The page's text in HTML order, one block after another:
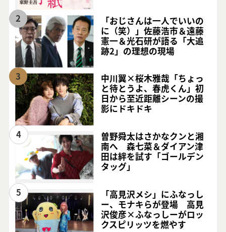
2
「おじさんは一人でいいの
に（笑）」佐藤浩市＆遠藤
憲一＆光石研が語る「大追
跡2」の理想の現場
3
中川翼×桜木雅哉「ちょっ
と待とうよ、春虎くん」初
日から至近距離シーンの撮
影にドキドキ
4
曽野舜太はさかなクンと湘
南へ 森七菜＆ダイアン津
田は絆を試す「ゴールデン
タッグ」
5
「高見沢メシ」にふなっし
ー、モナキらが登場 高見
沢俊彦×ふなっしーがロッ
クスピリッツを燃やす